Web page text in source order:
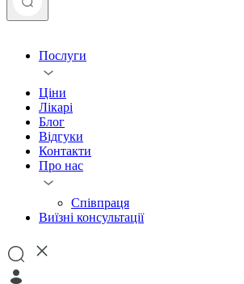
Послуги
Ціни
Лікарі
Блог
Відгуки
Контакти
Про нас
Співпраця
Виїзні консультації